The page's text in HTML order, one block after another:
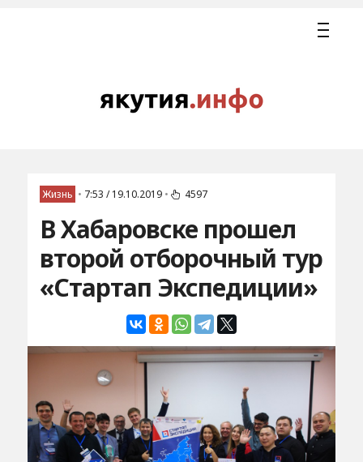
Жизнь • 7:53 / 19.10.2019 • 4597
В Хабаровске прошел
второй отборочный тур
«Стартап Экспедиции»